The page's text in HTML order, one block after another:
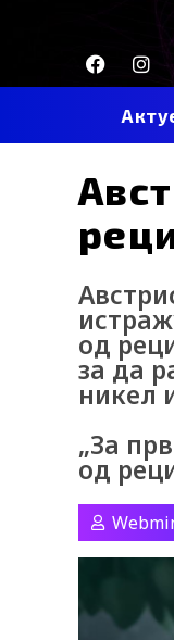
F
a
c
k
I
n
s
t
a
m
од
за да
никел
„За
од